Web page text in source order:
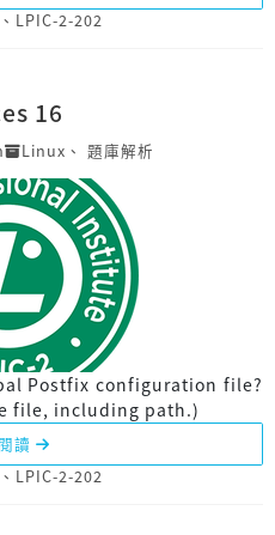
、 LPIC-2-202
16
Linux 、 題庫解析
Postfix configuration file?
file, including path.)
讀
、 LPIC-2-202